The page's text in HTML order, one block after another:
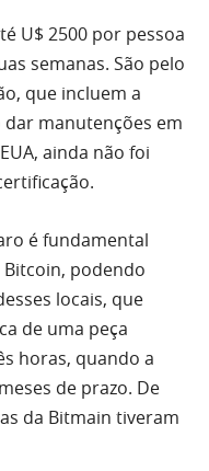
U$ 2500 por pessoa
semanas. São pelo
que incluem a
manutenções em
ainda não foi
é fundamental
podendo
locais, que
de uma peça
horas, quando a
de prazo. De
da Bitmain tiveram